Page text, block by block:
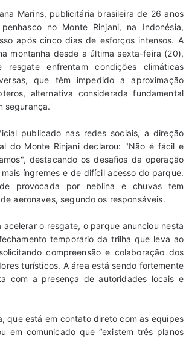
Marins, publicitária brasileira de 26 anos
no Monte Rinjani, na Indonésia,
após cinco dias de esforços intensos. A
montanha desde a última sexta-feira (20),
enfrentam condições climáticas
que têm impedido a aproximação
alternativa considerada fundamental
segurança.
publicado nas redes sociais, a direção
do Monte Rinjani declarou: "Não é fácil e
destacando os desafios da operação
íngremes e de difícil acesso do parque.
provocada por neblina e chuvas tem
aeronaves, segundo os responsáveis.
acelerar o resgate, o parque anunciou nesta
temporário da trilha que leva ao
compreensão e colaboração dos
turísticos. A área está sendo fortemente
com a presença de autoridades locais e
que está em contato direto com as equipes
em comunicado que “existem três planos